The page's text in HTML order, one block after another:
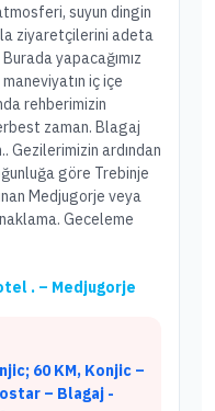
suyun dingin
ziyaretçilerini adeta
Burada yapacağımız
iç içe
rehberimizin
zaman. Blagaj
Gezilerimizin ardından
göre Trebinje
Medjugorje veya
Geceleme
. – Medjugorje
60 KM, Konjic –
– Blagaj -